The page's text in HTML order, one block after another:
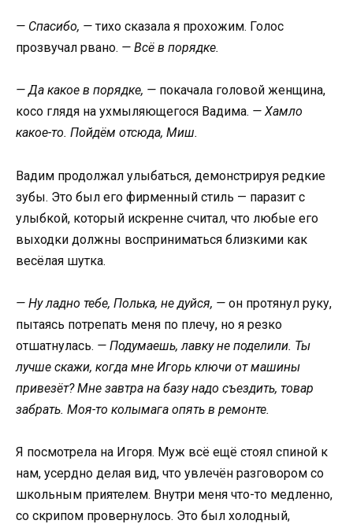
— Спасибо, — тихо сказала я прохожим. Голос
прозвучал рвано. — Всё в порядке.
— Да какое в порядке, — покачала головой женщина,
косо глядя на ухмыляющегося Вадима. — Хамло
какое-то. Пойдём отсюда, Миш.
Вадим продолжал улыбаться, демонстрируя редкие
зубы. Это был его фирменный стиль — паразит с
улыбкой, который искренне считал, что любые его
выходки должны восприниматься близкими как
весёлая шутка.
— Ну ладно тебе, Полька, не дуйся, — он протянул руку,
пытаясь потрепать меня по плечу, но я резко
отшатнулась. — Подумаешь, лавку не поделили. Ты
лучше скажи, когда мне Игорь ключи от машины
привезёт? Мне завтра на базу надо съездить, товар
забрать. Моя-то колымага опять в ремонте.
Я посмотрела на Игоря. Муж всё ещё стоял спиной к
нам, усердно делая вид, что увлечён разговором со
школьным приятелем. Внутри меня что-то медленно,
со скрипом провернулось. Это был холодный,